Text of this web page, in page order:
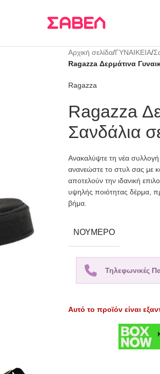
Αρχική σελίδα/ΓΥΝΑΙΚΕΙΑ/
Ragazza Δερμάτινα
Ragazza
Ragazza
Σανδάλια
Ανακαλύψτε τη νέα συλλογή
ανανεώστε το στυλ σας με
αποτελούν την ιδανική
υψηλής ποιότητας δέρμα,
βήμα.
ΝΟΎΜΕΡΟ
Τηλεφωνικές
Αυτό το προϊόν είναι